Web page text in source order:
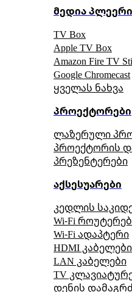
მედია პლეერი
TV Box
Apple TV Box
Amazon Fire TV
Google Chromecast
ყველას ნახვა
პროექტორები
ლაზერული
პროექტორის
პრეზენტერები
აქსესუარები
კედლის
Wi-Fi
Wi-Fi ადაპტერი
HDMI კაბელები
LAN კაბელები
TV
დენის